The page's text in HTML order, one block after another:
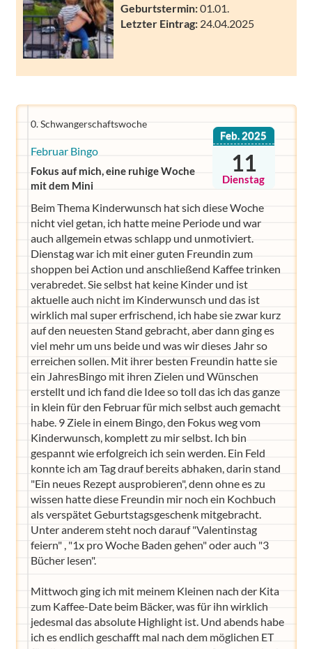
Geburtstermin:01.01.
Letzter Eintrag: 24.04.2025
Dienstag
Feb. 2025
11
0. Schwangerschaftswoche
Februar Bingo
Fokus auf mich, eine ruhige Woche
mit dem Mini
Beim Thema Kinderwunsch hat sich diese Woche
nicht viel getan, ich hatte meine Periode und war
auch allgemein etwas schlapp und unmotiviert.
Dienstag war ich mit einer guten Freundin zum
shoppen bei Action und anschließend Kaffee trinken
verabredet. Sie selbst hat keine Kinder und ist
aktuelle auch nicht im Kinderwunsch und das ist
wirklich mal super erfrischend, ich habe sie zwar kurz
auf den neuesten Stand gebracht, aber dann ging es
viel mehr um uns beide und was wir dieses Jahr so
erreichen sollen. Mit ihrer besten Freundin hatte sie
ein JahresBingo mit ihren Zielen und Wünschen
erstellt und ich fand die Idee so toll das ich das ganze
in klein für den Februar für mich selbst auch gemacht
habe. 9 Ziele in einem Bingo, den Fokus weg vom
Kinderwunsch, komplett zu mir selbst. Ich bin
gespannt wie erfolgreich ich sein werden. Ein Feld
konnte ich am Tag drauf bereits abhaken, darin stand
"Ein neues Rezept ausprobieren", denn ohne es zu
wissen hatte diese Freundin mir noch ein Kochbuch
als verspätet Geburtstagsgeschenk mitgebracht.
Unter anderem steht noch darauf "Valentinstag
feiern" , "1x pro Woche Baden gehen" oder auch "3
Bücher lesen".
Mittwoch ging ich mit meinem Kleinen nach der Kita
zum Kaffee-Date beim Bäcker, was für ihn wirklich
jedesmal das absolute Highlight ist. Und abends habe
ich es endlich geschafft mal nach dem möglichen ET